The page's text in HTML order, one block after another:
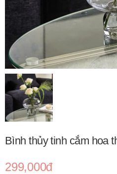
Bình thủy tinh cắm hoa
299,000đ